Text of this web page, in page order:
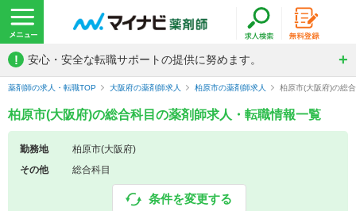
! 安心・安全な転職サポートの提供に努めます。
薬剤師の求人・転職TOP 大阪府の薬剤師求人 柏原市の薬剤師求人 柏原市(大阪府)の総
柏原市(大阪府)の総合科目の薬剤師求人・転職情報一覧
勤務地
柏原市(大阪府)
その他
総合科目
条件を変更する